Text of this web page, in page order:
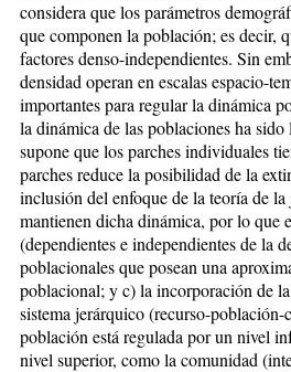
considera que los parámetros
que componen la población; es decir,
factores denso-independientes. Sin
densidad operan en escalas espacio-
importantes para regular la dinámica
la dinámica de las poblaciones ha
supone que los parches individuales
parches reduce la posibilidad de la
inclusión del enfoque de la teoría de
mantienen dicha dinámica, por lo que
(dependientes e independientes de la
poblacionales que posean una
poblacional; y c) la incorporación de
sistema jerárquico (recurso-
población está regulada por un nivel
nivel superior, como la comunidad